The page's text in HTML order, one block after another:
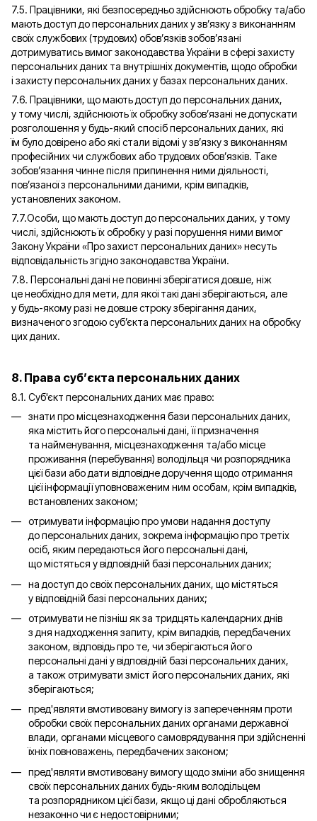
7.5. Працівники, які безпосередньо здійснюють обробку та/або
мають доступ до персональних даних у зв’язку з виконанням
своїх службових (трудових) обов’язків зобов’язані
дотримуватись вимог законодавства України в сфері захисту
персональних даних та внутрішніх документів, щодо обробки
і захисту персональних даних у базах персональних даних.
7.6. Працівники, що мають доступ до персональних даних,
у тому числі, здійснюють їх обробку зобов’язані не допускати
розголошення у будь-який спосіб персональних даних, які
їм було довірено або які стали відомі у зв’язку з виконанням
професійних чи службових або трудових обов’язків. Таке
зобов’язання чинне після припинення ними діяльності,
пов’язаної з персональними даними, крім випадків,
установлених законом.
7.7.Особи, що мають доступ до персональних даних, у тому
числі, здійснюють їх обробку у разі порушення ними вимог
Закону України «Про захист персональних даних» несуть
відповідальність згідно законодавства України.
7.8. Персональні дані не повинні зберігатися довше, ніж
це необхідно для мети, для якої такі дані зберігаються, але
у будь-якому разі не довше строку зберігання даних,
визначеного згодою суб’єкта персональних даних на обробку
цих даних.
8. Права суб’єкта персональних даних
8.1. Суб'єкт персональних даних має право:
знати про місцезнаходження бази персональних даних,
яка містить його персональні дані, її призначення
та найменування, місцезнаходження та/або місце
проживання (перебування) володільця чи розпорядника
цієї бази або дати відповідне доручення щодо отримання
цієї інформації уповноваженим ним особам, крім випадків,
встановлених законом;
отримувати інформацію про умови надання доступу
до персональних даних, зокрема інформацію про третіх
осіб, яким передаються його персональні дані,
що містяться у відповідній базі персональних даних;
на доступ до своїх персональних даних, що містяться
у відповідній базі персональних даних;
отримувати не пізніш як за тридцять календарних днів
з дня надходження запиту, крім випадків, передбачених
законом, відповідь про те, чи зберігаються його
персональні дані у відповідній базі персональних даних,
а також отримувати зміст його персональних даних, які
зберігаються;
пред'являти вмотивовану вимогу із запереченням проти
обробки своїх персональних даних органами державної
влади, органами місцевого самоврядування при здійсненні
їхніх повноважень, передбачених законом;
пред'являти вмотивовану вимогу щодо зміни або знищення
своїх персональних даних будь-яким володільцем
та розпорядником цієї бази, якщо ці дані обробляються
незаконно чи є недостовірними;